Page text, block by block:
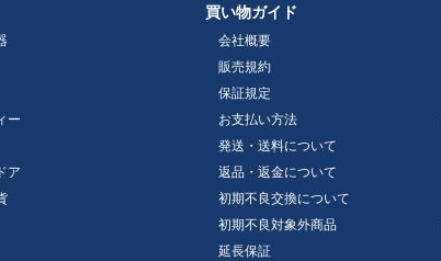
ー
ア
買い物ガイド
会社概要
販売規約
保証規定
お支払い方法
発送・送料について
返品・返金について
初期不良交換について
初期不良対象外商品
延長保証